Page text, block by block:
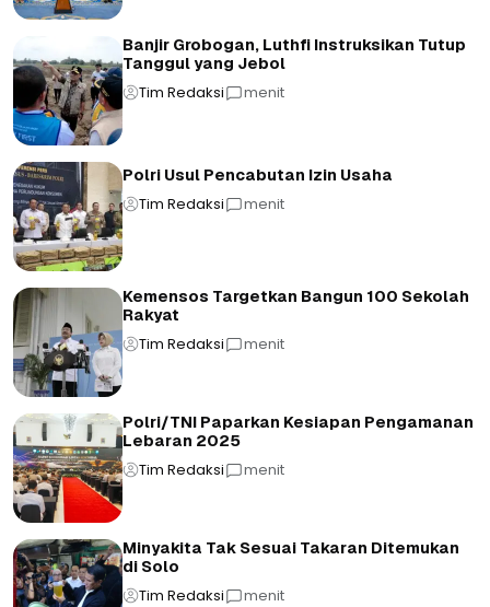
Banjir Grobogan, Luthfi Instruksikan Tutup
Tanggul yang Jebol
Tim Redaksi menit
Polri Usul Pencabutan Izin Usaha
Tim Redaksi menit
Kemensos Targetkan Bangun 100 Sekolah
Rakyat
Tim Redaksi menit
Polri/TNI Paparkan Kesiapan Pengamanan
Lebaran 2025
Tim Redaksi menit
Minyakita Tak Sesuai Takaran Ditemukan
di Solo
Tim Redaksi menit